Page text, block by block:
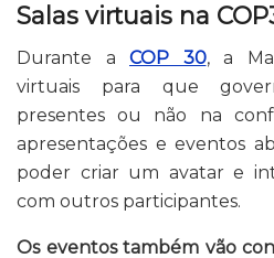
Salas virtuais na
Durante a COP 30, a
virtuais para que
presentes ou não na
apresentações e eventos
poder criar um avatar e
com outros participantes.
Os eventos também vão